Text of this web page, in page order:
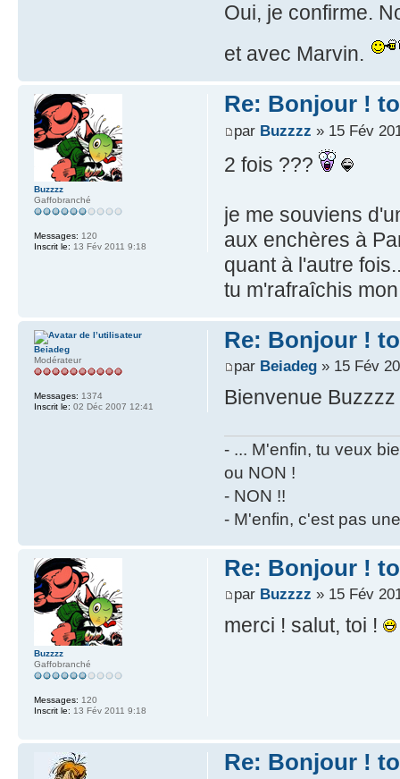
Oui, je confirme.
et avec Marvin.
Re: Bonjour !
par Buzzzz » 15 Fév
2 fois ???
je me souviens
aux enchères à
quant à l'autre
tu m'rafraîchis
Buzzzz
Gaffobranché
Messages: 120
Inscrit le: 13 Fév 2011 9:18
Re: Bonjour !
par Beiadeg» 15 Fév
Bienvenue Buzzzz
- ... M'enfin, tu veux
ou NON !
- NON !!
- M'enfin, c'est pas
Beiadeg
Modérateur
Messages: 1374
Inscrit le: 02 Déc 2007 12:41
Re: Bonjour !
par Buzzzz » 15 Fév
merci ! salut, toi !
Buzzzz
Gaffobranché
Messages: 120
Inscrit le: 13 Fév 2011 9:18
Re: Bonjour !